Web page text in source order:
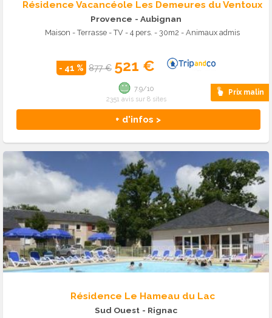
Résidence Vacancéole Les Demeures du Ventoux
Provence - Aubignan
Maison - Terrasse - TV - 4 pers. - 30m2 - Animaux admis
- 41 % 877 € 521 €
Prix malin
+ d'infos >
7.9/10
2351 avis sur 8 sites
Résidence Le Hameau du Lac
Sud Ouest - Rignac